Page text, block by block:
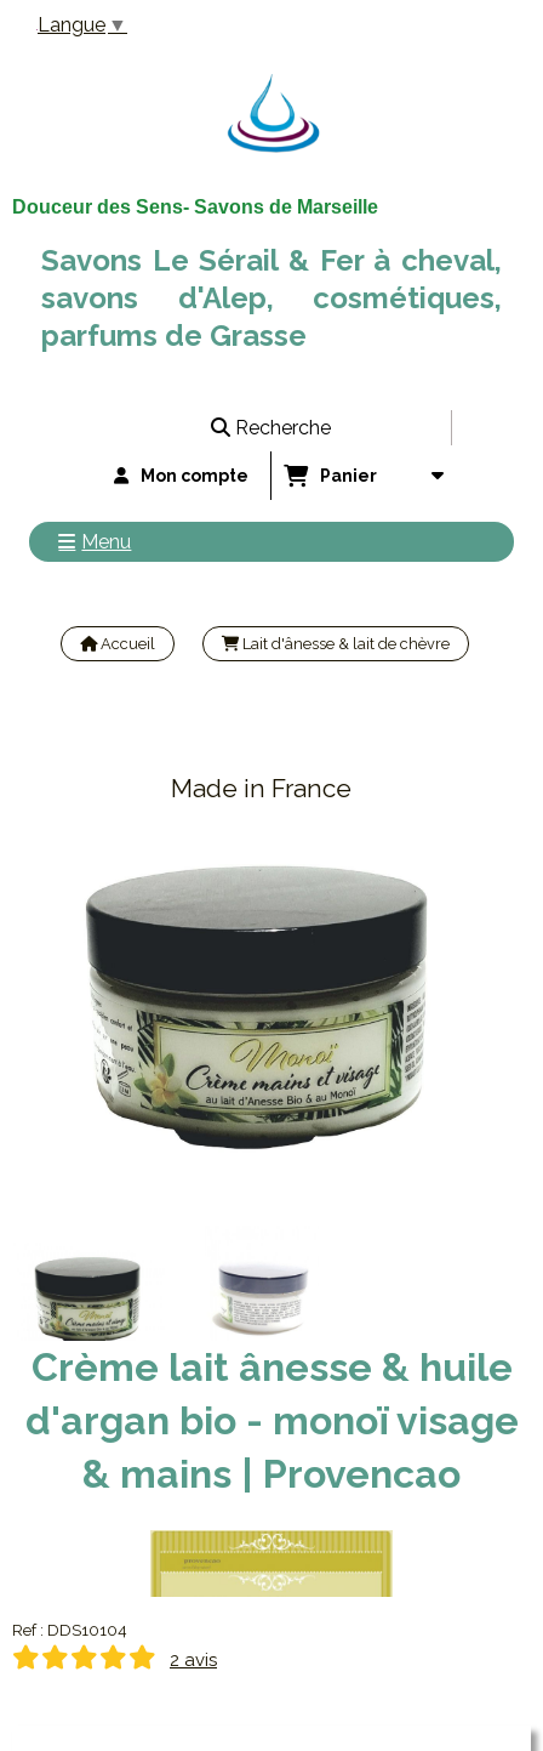
Douceur des Sens- Savons de Marseille
Savons Le Sérail & Fer à cheval,
savons d'Alep, cosmétiques,
parfums de Grasse
Recherche
Mon compte Panier
Menu
Accueil Lait d'ânesse & lait de chèvre
Made in France
Crème lait ânesse & huile
d'argan bio - monoï visage
& mains | Provencao
Ref : DDS10104
2 avis
Langue ▼